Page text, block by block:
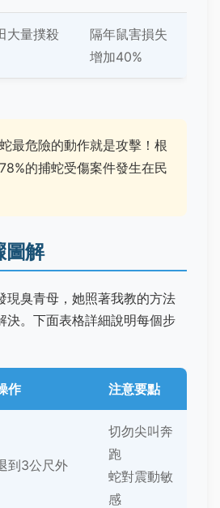
大量撲殺
隔年鼠害損失
增加40%
最危險的動作就是攻擊！根
的捕蛇受傷案件發生在民
圖解
現臭青母，她照著我教的方法
決。下面表格詳細說明每個步
作 注意要點
到3公尺外
切勿尖叫奔
跑
蛇對震動敏
感